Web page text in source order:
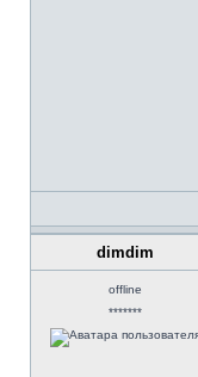
dimdim
offline
*******